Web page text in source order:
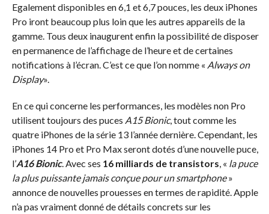
Egalement disponibles en 6,1 et 6,7 pouces, les deux iPhones
Pro iront beaucoup plus loin que les autres appareils de la
gamme. Tous deux inaugurent enfin la possibilité de disposer
en permanence de l’affichage de l’heure et de certaines
notifications à l’écran. C’est ce que l’on nomme « Always on
Display».
En ce qui concerne les performances, les modèles non Pro
utilisent toujours des puces A15 Bionic, tout comme les
quatre iPhones de la série 13 l’année dernière. Cependant, les
iPhones 14 Pro et Pro Max seront dotés d’une nouvelle puce,
l’A16 Bionic. Avec ses 16 milliards de transistors, « la puce
la plus puissante jamais conçue pour un smartphone»
annonce de nouvelles prouesses en termes de rapidité. Apple
n’a pas vraiment donné de détails concrets sur les